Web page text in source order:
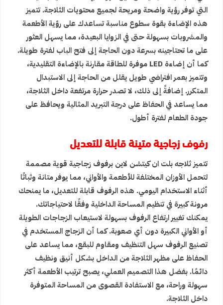
التي توفر رؤية واضحة ومريحة لجميع محتويات الثلاجة. تتميز
هذه الإضاءة بقوة سطوع مناسبة تساعدك على رؤية الأطعمة
والمشروبات بسهولة حتى في الزوايا البعيدة، مما يسهل العثور
على ما تحتاجينه بسرعة دون الحاجة إلى فتح الباب لفترة طويلة.
كما أن إضاءة LED موفرة للطاقة مقارنة بالإضاءة التقليدية،
وتتميز بعمر افتراضي طويل يقلل من الحاجة إلى الاستبدال
المتكرر. إضافةً إلى ذلك، لا تصدر حرارة مرتفعة داخل الثلاجة،
مما يساعد في الحفاظ على درجة التبريد المثالية ويحافظ على
جودة الطعام لفترة أطول.
رفوف زجاجية متينة قابلة للتعديل
تتميز ثلاجه بلت ان كيتشن لاين برفوف زجاجية قوية مصممة
لتحمل الأوزان المختلفة للأطعمة والأواني، مما يوفر متانة وثباتًا
أثناء الاستخدام اليومي. هذه الرفوف قابلة للتعديل، ما يمنحك
مرونة كبيرة في تنظيم المساحة الداخلية وفقًا لاحتياجاتك.
يمكنك تغيير ارتفاع الرفوف بسهولة لاستيعاب الزجاجات الطويلة
أو الأواني الكبيرة دون أي صعوبة. كما أن الزجاج المستخدم في
تصنيع الرفوف سهل التنظيف ومقاوم للبقع، مما يساعد على
الحفاظ على مظهر الثلاجة من الداخل بشكل أنيق ونظيف
دائمًا. بفضل هذا التصميم العملي، يصبح ترتيب الأطعمة أكثر
سهولة وراحة، مع الاستفادة القصوى من المساحة المتوفرة
داخل الثلاجة.